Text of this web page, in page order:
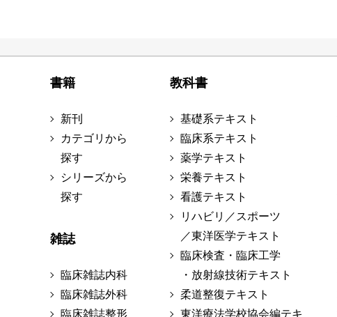
書籍
新刊
カテゴリから
探す
シリーズから
探す
雑誌
臨床雑誌内科
臨床雑誌外科
臨床雑誌整形
教科書
基礎系テキスト
臨床系テキスト
薬学テキスト
栄養テキスト
看護テキスト
リハビリ／スポーツ
／東洋医学テキスト
臨床検査・臨床工学
・放射線技術テキスト
柔道整復テキスト
東洋療法学校協会編テキ